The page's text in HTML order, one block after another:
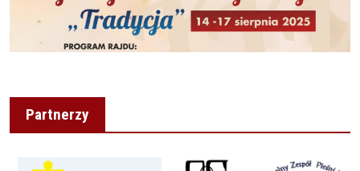
Partnerzy